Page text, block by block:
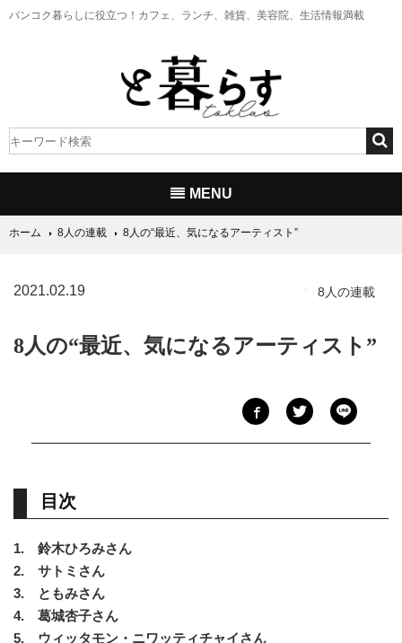
バンコク暮らしに役立つ！ カフェ、ランチ、雑貨、美容院、生活情報満載
MENU
ホーム 8人の連載 8人の“最近、気になるアーティスト”
2021.02.19 8人の連載
8人の“最近、気になるアーティスト”
目次
1. 鈴木ひろみさん
2. サトミさん
3. ともみさん
4. 葛城杏子さん
5. ウィッタモン・ニワッティチャイさん